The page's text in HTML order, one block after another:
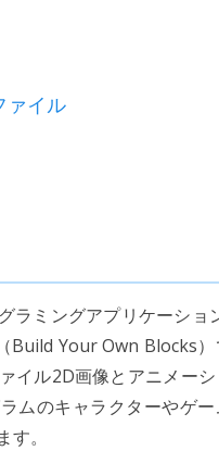
ァイル
ラミングアプリケーショ
Build Your Own Blocks）
イル2D画像とアニメー
ムのキャラクターやゲ
。